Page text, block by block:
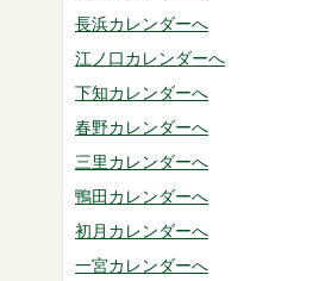
長浜カレンダーへ
江ノ口カレンダーへ
下知カレンダーへ
春野カレンダーへ
三里カレンダーへ
鴨田カレンダーへ
初月カレンダーへ
一宮カレンダーへ